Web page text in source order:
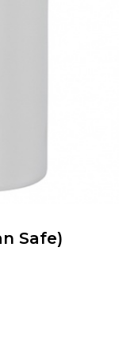
Safe)